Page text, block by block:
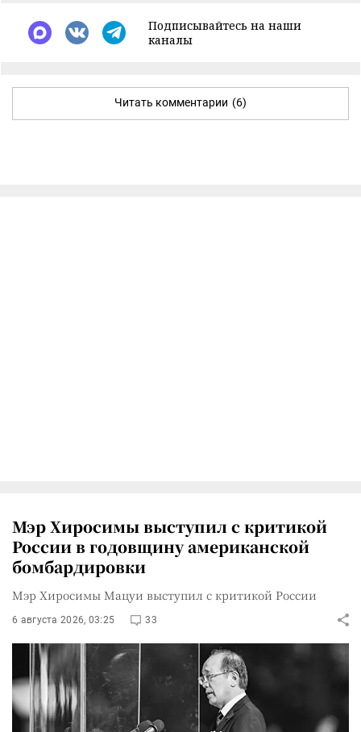
Подписывайтесь на наши
каналы
Читать комментарии (6)
Мэр Хиросимы выступил с критикой
России в годовщину американской
бомбардировки
Мэр Хиросимы Мацуи выступил с критикой России
6 августа 2026, 03:25 33